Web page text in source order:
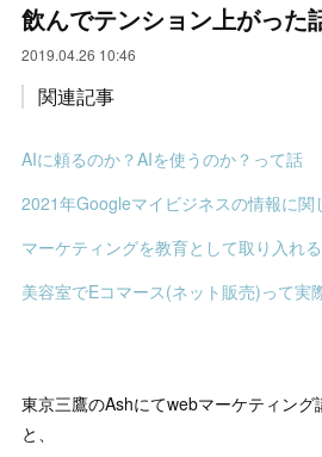
飲んでテンション上がった
2019.04.26 10:46
関連記事
AIに頼るのか？AIを使うのか？って話
2021年Googleマイビジネスの情報に関
美容室でEコマース(ネット販売)って実
東京三鷹のAshにてwebマーケティン
と、